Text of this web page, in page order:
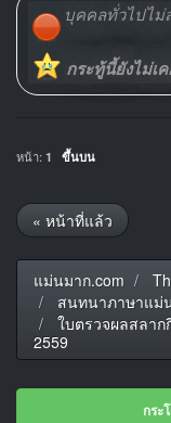
บุคคลทั่วไปไม่
กระทู้นี้ยังไม่เ
หน้า: 1 ขึ้นบน
« หน้าที่แล้ว
แม่นมาก.com
สนทนาภาษาแม่
ใบตรวจผลสลา
2559
กระ